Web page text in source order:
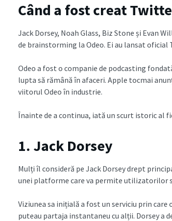
Când a fost creat
Jack Dorsey, Noah Glass, Biz Stone și Evan
de brainstorming la Odeo. Ei au lansat oficial
Odeo a fost o companie de podcasting
lupta să rămână în afaceri. Apple tocmai
viitorul Odeo în industrie.
Înainte de a continua, iată un scurt istoric al
1. Jack Dorsey
Mulți îl consideră pe Jack Dorsey drept
unei platforme care va permite utilizatorilor
Viziunea sa inițială a fost un serviciu prin
puteau partaja instantaneu cu alții. Dorsey a